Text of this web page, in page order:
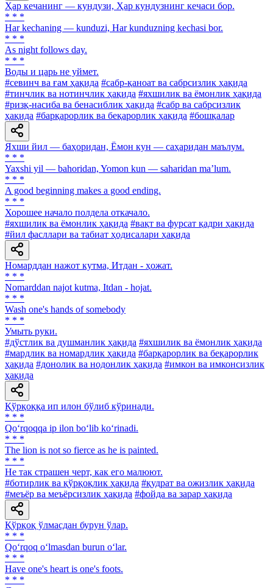
Ҳар кечанинг — кундузи, Ҳар кундузнинг кечаси бор.
* * *
Har kechaning — kunduzi, Har kunduzning kechasi bor.
* * *
As night follows day.
* * *
Воды и царь не уймет.
#севинч ва ғам ҳақида #сабр-қаноат ва сабрсизлик ҳақида
#тинчлик ва нотинчлик ҳақида #яхшилик ва ёмонлик ҳақида
#ризқ-насиба ва бенасиблик ҳақида #сабр ва сабрсизлик
ҳақида #барқарорлик ва беқарорлик ҳақида #бошқалар
Яхши йил — баҳоридан, Ёмон кун — саҳаридан маълум.
* * *
Yaxshi yil — bahoridan, Yomon kun — saharidan maʼlum.
* * *
A good beginning makes a good ending.
* * *
Хорошее начало полдела откачало.
#яхшилик ва ёмонлик ҳақида #вақт ва фурсат қадри ҳақида
#йил фасллари ва табиат ҳодисалари ҳақида
Номарддан нажот кутма, Итдан - ҳожат.
* * *
Nomarddan najot kutma, Itdan - hojat.
* * *
Wash one's hands of somebody
* * *
Умыть руки.
#дўстлик ва душманлик ҳақида #яхшилик ва ёмонлик ҳақида
#мардлик ва номардлик ҳақида #барқарорлик ва беқарорлик
ҳақида #донолик ва нодонлик ҳақида #имкон ва имконсизлик
ҳақида
Қўрқоққа ип илон бўлиб кўринади.
* * *
Qo‘rqoqqa ip ilon bo‘lib ko‘rinadi.
* * *
The lion is not so fierce as he is painted.
* * *
He так страшен черт, как его малюют.
#ботирлик ва қўрқоқлик ҳақида #қудрат ва ожизлик ҳақида
#меъёр ва меъёрсизлик ҳақида #фойда ва зарар ҳақида
Қўрқоқ ўлмасдан бурун ўлар.
* * *
Qo‘rqoq o‘lmasdan burun o‘lar.
* * *
Have one's heart is one's foots.
* * *